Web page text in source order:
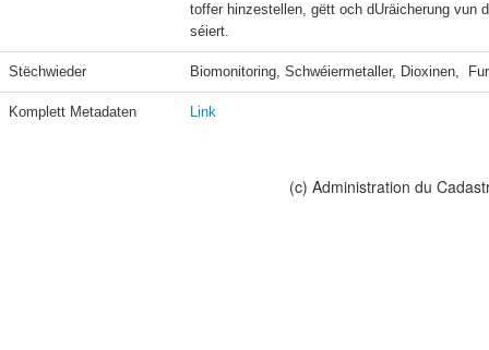
toffer hinzestellen, gëtt och dUräicherung
séiert.
Stëchwieder Biomonitoring, Schwéiermetaller, Dioxinen,
Komplett Metadaten Link
(c) Administration du